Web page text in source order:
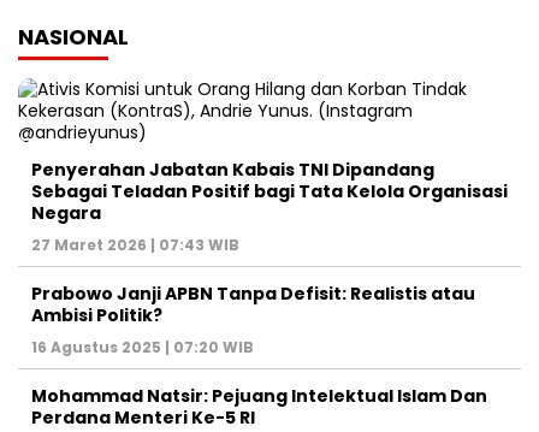
NASIONAL
Penyerahan Jabatan Kabais TNI Dipandang
Sebagai Teladan Positif bagi Tata Kelola Organisasi
Negara
27 Maret 2026 | 07:43 WIB
Prabowo Janji APBN Tanpa Defisit: Realistis atau
Ambisi Politik?
16 Agustus 2025 | 07:20 WIB
Mohammad Natsir: Pejuang Intelektual Islam Dan
Perdana Menteri Ke-5 RI